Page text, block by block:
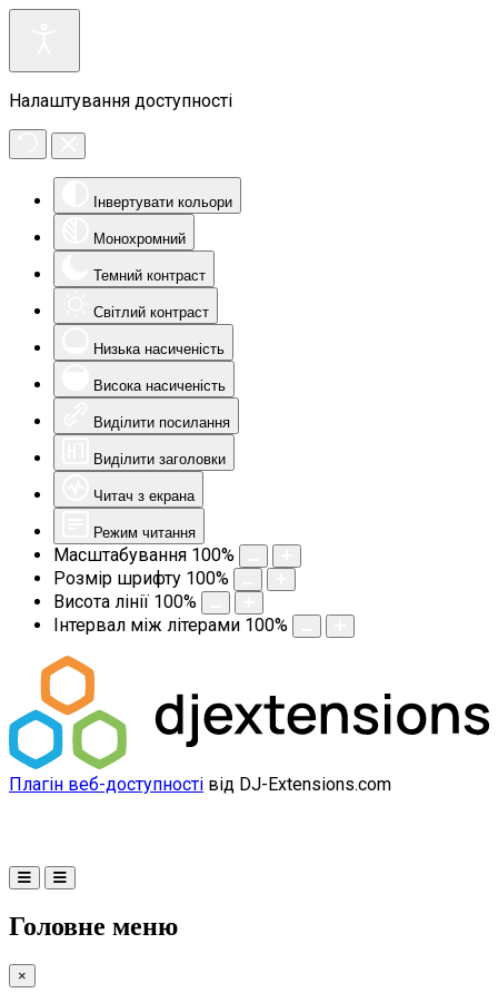
Налаштування доступності
Інвертувати кольори
Монохромний
Темний контраст
Світлий контраст
Низька насиченість
Висока насиченість
Виділити посилання
Виділити заголовки
Читач з екрана
Режим читання
Масштабування 100%
Розмір шрифту 100%
Висота лінії 100%
Інтервал між літерами 100%
Плагін веб-доступності від DJ-Extensions.com
Головне меню
×